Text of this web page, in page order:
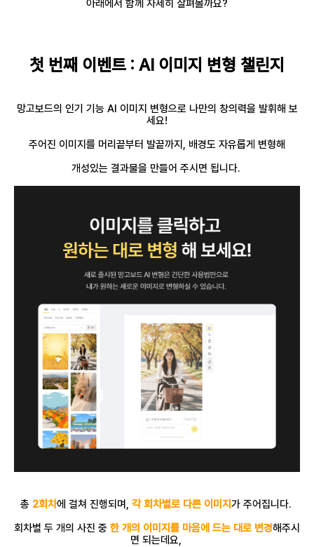
아래에서 함께 자세히 살펴볼까요?
첫 번째 이벤트 : AI 이미지 변형 챌린지
망고보드의 인기 기능 AI 이미지 변형으로 나만의 창의력을 발휘해 보
세요!
주어진 이미지를 머리끝부터 발끝까지, 배경도 자유롭게 변형해
개성있는 결과물을 만들어 주시면 됩니다.
총 2회차에 걸쳐 진행되며, 각 회차별로 다른 이미지가 주어집니다.
회차별 두 개의 사진 중 한 개의 이미지를 마음에 드는 대로 변경해주시
면 되는데요,